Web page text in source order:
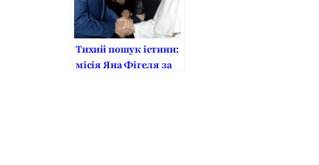
Тихий пошук істини:
місія Яна Фігеля за